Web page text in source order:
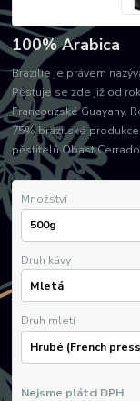
100% Arabica
Brazílie je právem
Pěstuje se zde již od
Francouzské Guayany.
75% brazilské
pěstitelů Obast
Množství
Druh kávy
Druh mletí
Nejsme plátci DPH